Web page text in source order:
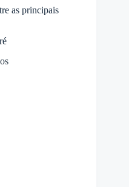
as principais